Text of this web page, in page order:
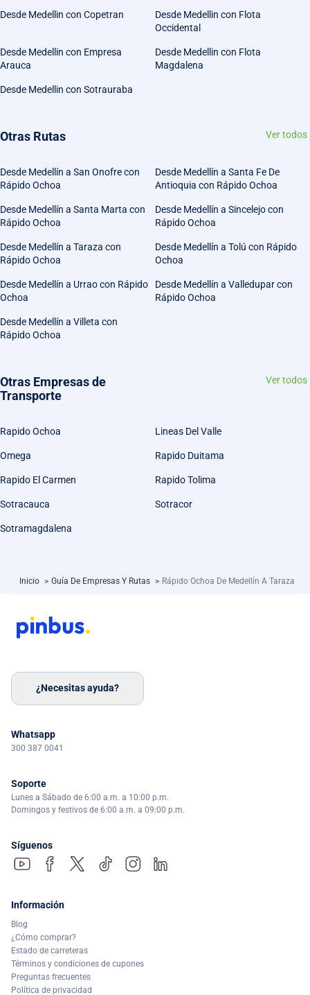
Desde Medellin con Copetran
Desde Medellin con Flota
Occidental
Desde Medellin con Empresa
Arauca
Desde Medellin con Flota
Magdalena
Desde Medellin con Sotrauraba
Otras Rutas Ver todos
Desde Medellín a San Onofre con
Rápido Ochoa
Desde Medellín a Santa Fe De
Antioquia con Rápido Ochoa
Desde Medellín a Santa Marta con
Rápido Ochoa
Desde Medellín a Sincelejo con
Rápido Ochoa
Desde Medellín a Taraza con
Rápido Ochoa
Desde Medellín a Tolú con Rápido
Ochoa
Desde Medellín a Urrao con Rápido
Ochoa
Desde Medellín a Valledupar con
Rápido Ochoa
Desde Medellín a Villeta con
Rápido Ochoa
Otras Empresas de
Transporte
Ver todos
Rapido Ochoa Lineas Del Valle
Omega Rapido Duitama
Rapido El Carmen Rapido Tolima
Sotracauca Sotracor
Sotramagdalena
Inicio > Guía De Empresas Y Rutas > Rápido Ochoa De Medellín A Taraza
¿Necesitas ayuda?
Whatsapp
300 387 0041
Soporte
Lunes a Sábado de 6:00 a.m. a 10:00 p.m.
Domingos y festivos de 6:00 a.m. a 09:00 p.m.
Síguenos
Información
Blog
¿Cómo comprar?
Estado de carreteras
Términos y condiciones de cupones
Preguntas frecuentes
Política de privacidad